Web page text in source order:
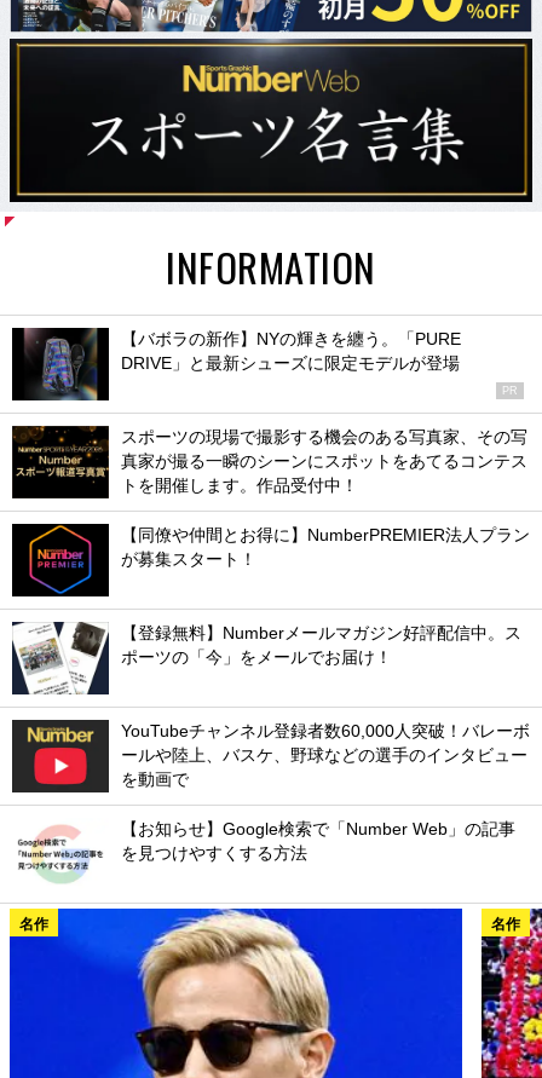
INFORMATION
【バボラの新作】NYの輝きを纏う。「PURE
DRIVE」と最新シューズに限定モデルが登場
PR
スポーツの現場で撮影する機会のある写真家、その写
真家が撮る一瞬のシーンにスポットをあてるコンテス
トを開催します。作品受付中！
【同僚や仲間とお得に】NumberPREMIER法人プラン
が募集スタート！
【登録無料】Numberメールマガジン好評配信中。ス
ポーツの「今」をメールでお届け！
YouTubeチャンネル登録者数60,000人突破！バレーボ
ールや陸上、バスケ、野球などの選手のインタビュー
を動画で
【お知らせ】Google検索で「Number Web」の記事
を見つけやすくする方法
名作 名作